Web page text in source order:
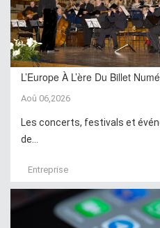
L’Europe À L’ère Du Billet
Aoû 06,2026
Les concerts, festivals et
de...
Entreprise